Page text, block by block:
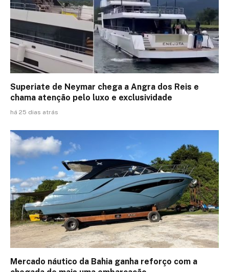
Superiate de Neymar chega a Angra dos Reis e
chama atenção pelo luxo e exclusividade
há 25 dias atrás
Mercado náutico da Bahia ganha reforço com a